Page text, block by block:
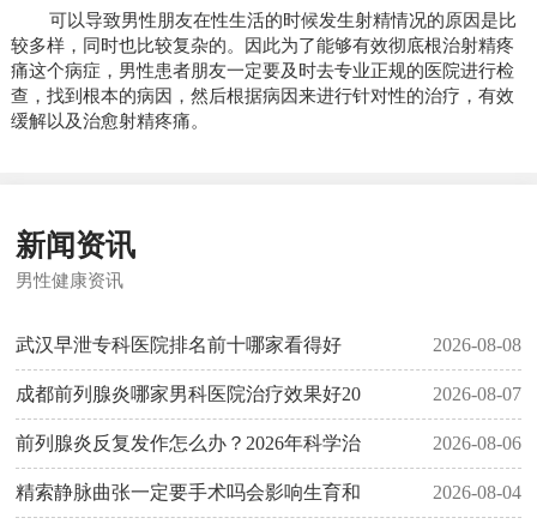
可以导致男性朋友在性生活的时候发生射精情况的原因是比
较多样，同时也比较复杂的。因此为了能够有效彻底根治射精疼
痛这个病症，男性患者朋友一定要及时去专业正规的医院进行检
查，找到根本的病因，然后根据病因来进行针对性的治疗，有效
缓解以及治愈射精疼痛。
新闻资讯
男性健康资讯
武汉早泄专科医院排名前十哪家看得好 2026-08-08
成都前列腺炎哪家男科医院治疗效果好20 2026-08-07
前列腺炎反复发作怎么办？2026年科学治 2026-08-06
精索静脉曲张一定要手术吗会影响生育和 2026-08-04